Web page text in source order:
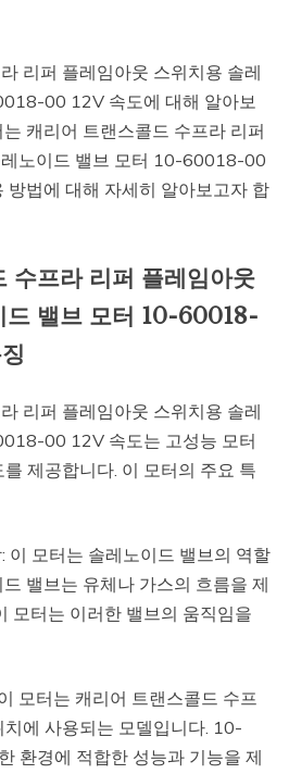
리퍼 플레임아웃 스위치용 솔레
00 12V 속도에 대해 알아보
캐리어 트랜스콜드 수프라 리퍼
노이드 밸브 모터 10-60018-00
방법에 대해 자세히 알아보고자 합
수프라 리퍼 플레임아웃
드 밸브 모터 10-60018-
리퍼 플레임아웃 스위치용 솔레
00 12V 속도는 고성능 모터
제공합니다. 이 모터의 주요 특
이 모터는 솔레노이드 밸브의 역할
밸브는 유체나 가스의 흐름을 제
모터는 이러한 밸브의 움직임을
모터는 캐리어 트랜스콜드 수프
에 사용되는 모델입니다. 10-
환경에 적합한 성능과 기능을 제